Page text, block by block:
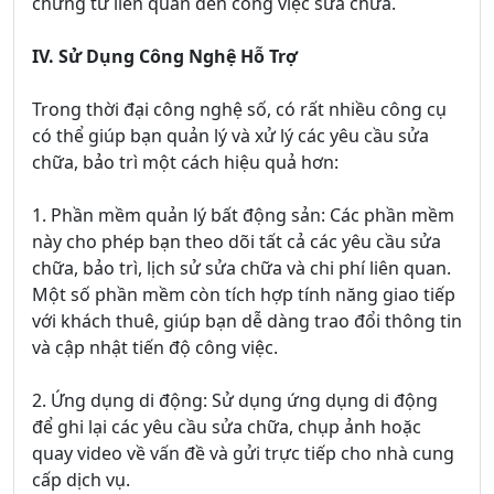
IV. Sử Dụng Công Nghệ Hỗ Trợ
Trong thời đại công nghệ số, có rất nhiều công cụ
có thể giúp bạn quản lý và xử lý các yêu cầu sửa
chữa, bảo trì một cách hiệu quả hơn:
1. Phần mềm quản lý bất động sản: Các phần mềm
này cho phép bạn theo dõi tất cả các yêu cầu sửa
chữa, bảo trì, lịch sử sửa chữa và chi phí liên quan.
Một số phần mềm còn tích hợp tính năng giao tiếp
với khách thuê, giúp bạn dễ dàng trao đổi thông tin
và cập nhật tiến độ công việc.
2. Ứng dụng di động: Sử dụng ứng dụng di động
để ghi lại các yêu cầu sửa chữa, chụp ảnh hoặc
quay video về vấn đề và gửi trực tiếp cho nhà cung
cấp dịch vụ.